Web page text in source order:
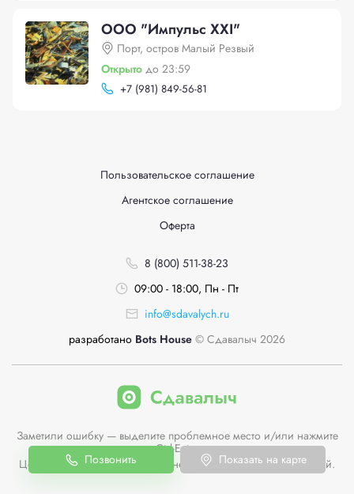
Позвонить Показать на карте
ООО "Импульс XXI"
Порт, остров Малый Резвый
Открыто до 23:59
+7 (981) 849-56-81
Пользовательское соглашение
Агентское соглашение
Оферта
8 (800) 511-38-23
09:00 - 18:00, Пн - Пт
info@sdavalych.ru
разработано Bots House © Сдавалыч 2026
Заметили ошибку — выделите проблемное место и/или нажмите
Ctrl-Enter
Цены пунктов приема на сайте не являются публичной офертой.